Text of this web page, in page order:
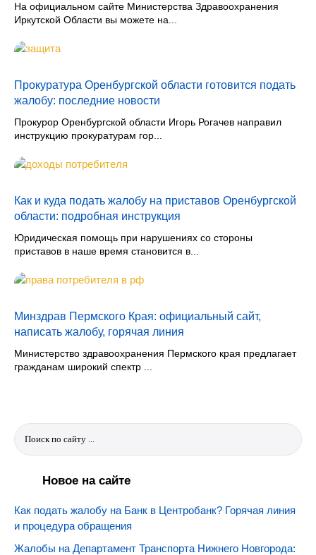
На официальном сайте Министерства Здравоохранения
Иркутской Области вы можете на...
Прокуратура Оренбургской области готовится подать
жалобу: последние новости
Прокурор Оренбургской области Игорь Рогачев направил
инструкцию прокуратурам гор...
Как и куда подать жалобу на приставов Оренбургской
области: подробная инструкция
Юридическая помощь при нарушениях со стороны
приставов в наше время становится в...
Минздрав Пермского Края: официальный сайт,
написать жалобу, горячая линия
Министерство здравоохранения Пермского края предлагает
гражданам широкий спектр ...
Новое на сайте
Как подать жалобу на Банк в Центробанк? Горячая линия
и процедура обращения
Жалобы на Департамент Транспорта Нижнего Новгорода: